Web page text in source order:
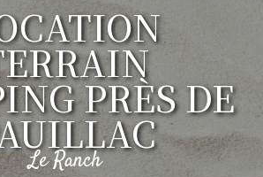
PRÈS DE
Le Ranch